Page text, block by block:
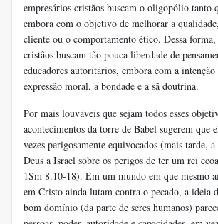
empresários cristãos buscam o oligopólio tanto
embora com o objetivo de melhorar a
cliente ou o comportamento ético. Dessa forma,
cristãos buscam tão pouca liberdade de
educadores autoritários, embora com a
expressão moral, a bondade e a sã doutrina.
Por mais louváveis ​​que sejam todos esses
acontecimentos da torre de Babel sugerem que
vezes perigosamente equivocados (mais tarde,
Deus a Israel sobre os perigos de ter um rei
1Sm 8.10-18). Em um mundo em que mesmo
em Cristo ainda lutam contra o pecado, a ideia
bom domínio (da parte de seres humanos)